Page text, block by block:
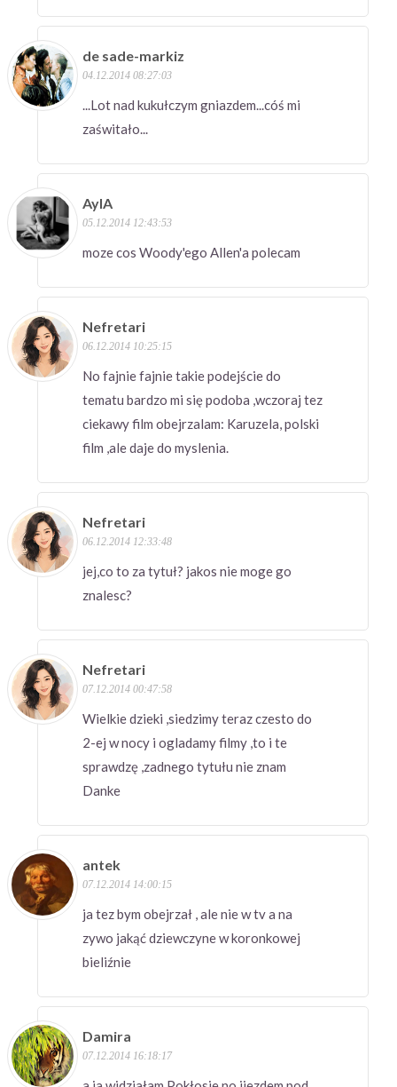
de sade-markiz
04.12.2014 08:27:03
...Lot nad kukułczym gniazdem...cóś mi
zaświtało...
AylA
05.12.2014 12:43:53
moze cos Woody'ego Allen'a polecam
Nefretari
06.12.2014 10:25:15
No fajnie fajnie takie podejście do
tematu bardzo mi się podoba ,wczoraj tez
ciekawy film obejrzalam: Karuzela, polski
film ,ale daje do myslenia.
Nefretari
06.12.2014 12:33:48
jej,co to za tytuł? jakos nie moge go
znalesc?
Nefretari
07.12.2014 00:47:58
Wielkie dzieki ,siedzimy teraz czesto do
2-ej w nocy i ogladamy filmy ,to i te
sprawdzę ,zadnego tytułu nie znam
Danke
antek
07.12.2014 14:00:15
ja tez bym obejrzał , ale nie w tv a na
zywo jakąć dziewczyne w koronkowej
bieliźnie
Damira
07.12.2014 16:18:17